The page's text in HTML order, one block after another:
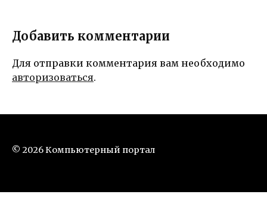
Добавить комментарии
Для отправки комментария вам необходимо
авторизоваться.
© 2026 Компьютерный портал